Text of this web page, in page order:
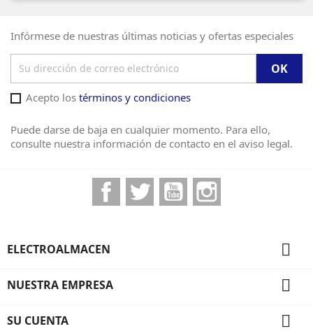
Infórmese de nuestras últimas noticias y ofertas especiales
Acepto los términos y condiciones
Puede darse de baja en cualquier momento. Para ello,
consulte nuestra información de contacto en el aviso legal.
FacebookTwitter YouTube
ELECTROALMACEN 
NUESTRA EMPRESA 
SU CUENTA 